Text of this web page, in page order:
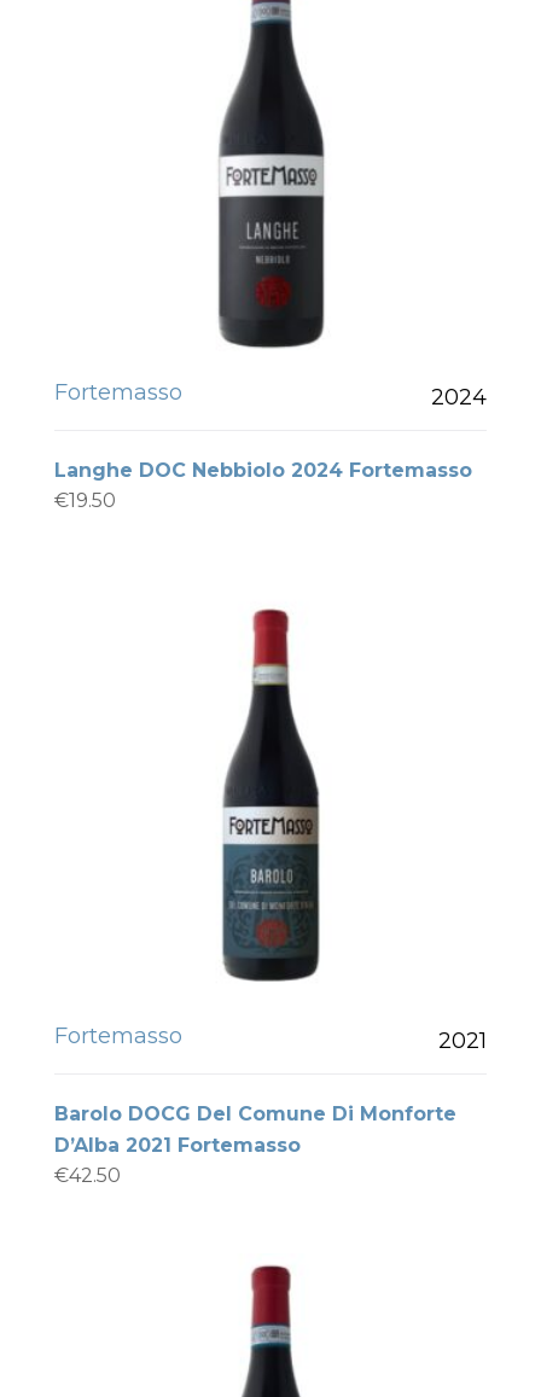
Fortemasso 2024
Langhe DOC Nebbiolo 2024 Fortemasso
€19.50
Fortemasso 2021
Barolo DOCG Del Comune Di Monforte
D’Alba 2021 Fortemasso
€42.50